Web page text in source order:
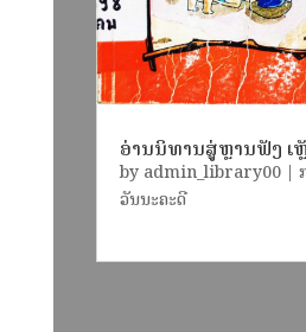
ອ່ານນິທານສູ່ຫຼານຟັງ ເ
by admin_library00|
ວັນນະຄະດີ